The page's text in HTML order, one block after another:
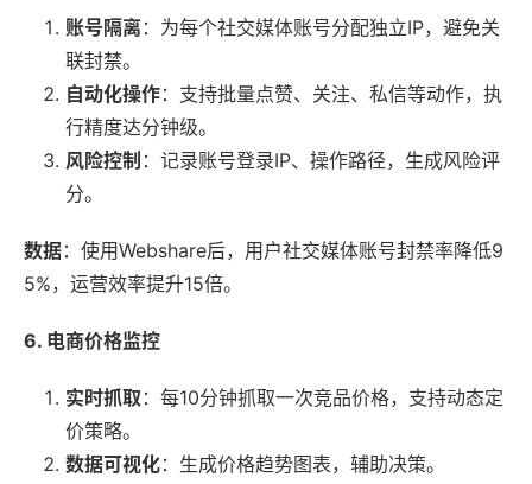
账号隔离：为每个社交媒体账号分配独立IP，避免关
联封禁。
自动化操作：支持批量点赞、关注、私信等动作，执
行精度达分钟级。
风险控制 ：记录账号登录IP、操作路径，生成风险评
分。
数据：使用Webshare后，用户社交媒体账号封禁率降低9
5%，运营效率提升15倍。
6. 电商价格监控
实时抓取 ：每10分钟抓取一次竞品价格，支持动态定
价策略。
数据可视化：生成价格趋势图表，辅助决策。